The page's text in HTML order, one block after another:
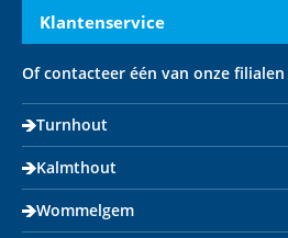
Klantenservice
Of contacteer één van onze filialen
Turnhout
Kalmthout
Wommelgem